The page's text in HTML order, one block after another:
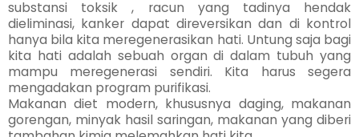
substansi toksik , racun yang tadinya hendak
dieliminasi, kanker dapat direversikan dan di kontrol
hanya bila kita meregenerasikan hati. Untung saja bagi
kita hati adalah sebuah organ di dalam tubuh yang
mampu meregenerasi sendiri. Kita harus segera
mengadakan program purifikasi.
Makanan diet modern, khususnya daging, makanan
gorengan, minyak hasil saringan, makanan yang diberi